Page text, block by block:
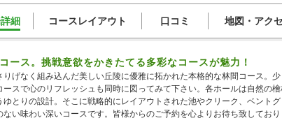
細 コースレイアウト 口コミ 地図・アク
ース。挑戦意欲をかきたてる多彩なコースが魅力！
りげなく組み込んだ美しい丘陵に優雅に拓かれた本格的な林間コース。
ースで心のリフレッシュも同時に図ってみて下さい。各ホールは自然の
ゆとりの設計。そこに戦略的にレイアウトされた池やクリーク、ベント
ない味わい深いコースです。皆様からのご予約を心よりお待ち致しており